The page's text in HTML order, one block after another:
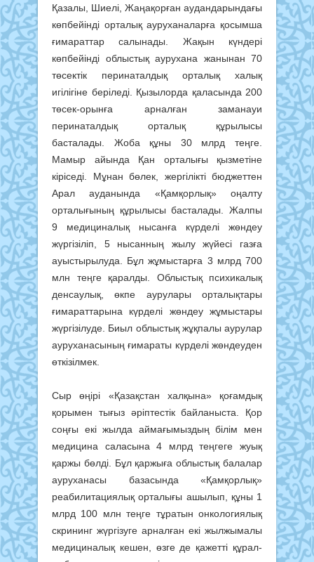
Қазалы, Шиелі, Жаңақорған аудандарындағы
көпбейінді орталық ауруханаларға қосымша
ғимараттар салынады. Жақын күндері
көпбейінді облыстық аурухана жанынан 70
төсектік перинаталдық орталық халық
игілігіне беріледі. Қызылорда қаласында 200
төсек-орынға арналған заманауи
перинаталдық орталық құрылысы
басталады. Жоба құны 30 млрд теңге.
Мамыр айында Қан орталығы қызметіне
кіріседі. Мұнан бөлек, жергілікті бюджеттен
Арал ауданында «Қамқорлық» оңалту
орталығының құрылысы басталады. Жалпы
9 медициналық нысанға күрделі жөндеу
жүргізіліп, 5 нысанның жылу жүйесі газға
ауыстырылуда. Бұл жұмыстарға 3 млрд 700
млн теңге қаралды. Облыстық психикалық
денсаулық, өкпе аурулары орталықтары
ғимараттарына күрделі жөндеу жұмыстары
жүргізілуде. Биыл облыстық жұқпалы аурулар
ауруханасының ғимараты күрделі жөндеуден
өткізілмек.
Сыр өңірі «Қазақстан халқына» қоғамдық
қорымен тығыз әріптестік байланыста. Қор
соңғы екі жылда аймағымыздың білім мен
медицина саласына 4 млрд теңгеге жуық
қаржы бөлді. Бұл қаржыға облыстық балалар
ауруханасы базасында «Қамқорлық»
реабилитациялық орталығы ашылып, құны 1
млрд 100 млн теңге тұратын онкологиялық
скрининг жүргізуге арналған екі жылжымалы
медициналық кешен, өзге де қажетті құрал-